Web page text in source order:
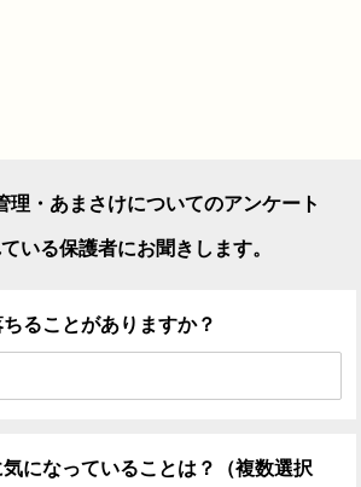
理・あまさけについてのアンケート
いる保護者にお聞きします。
ることがありますか？
になっていることは？（複数選択